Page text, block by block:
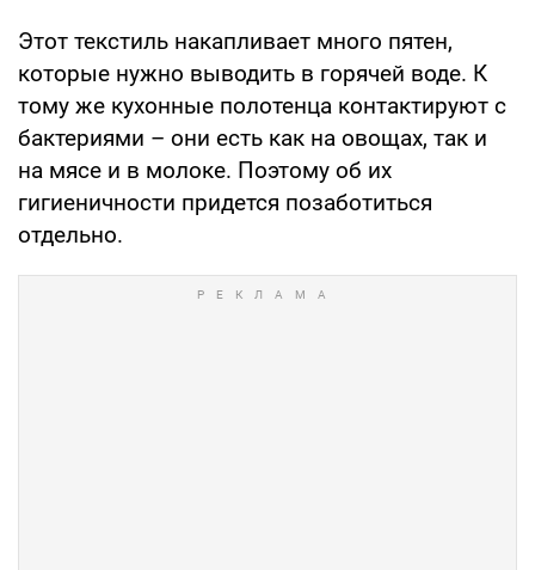
Этот текстиль накапливает много пятен,
которые нужно выводить в горячей воде. К
тому же кухонные полотенца контактируют с
бактериями – они есть как на овощах, так и
на мясе и в молоке. Поэтому об их
гигиеничности придется позаботиться
отдельно.